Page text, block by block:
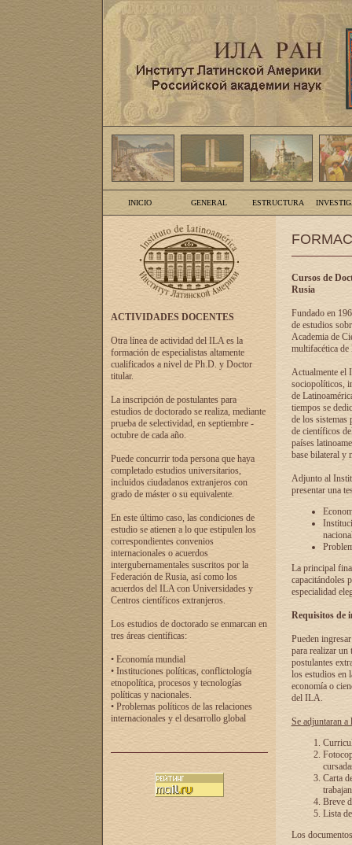
INICIO GENERAL ESTRUCTURA
ACTIVIDADES DOCENTES
Otra línea de actividad del ILA es la
formación de especialistas altamente
cualificados a nivel de Ph.D. y Doctor
titular.
La inscripción de postulantes para
estudios de doctorado se realiza, mediante
prueba de selectividad, en septiembre -
octubre de cada año.
Puede concurrir toda persona que haya
completado estudios universitarios,
incluidos ciudadanos extranjeros con
grado de máster o su equivalente.
En este último caso, las condiciones de
estudio se atienen a lo que estipulen los
correspondientes convenios
internacionales o acuerdos
intergubernamentales suscritos por la
Federación de Rusia, así como los
acuerdos del ILA con Universidades y
Centros científicos extranjeros.
Los estudios de doctorado se enmarcan en
tres áreas científicas:
• Economía mundial
• Instituciones políticas, conflictología
etnopolítica, procesos y tecnologías
políticas y nacionales.
• Problemas políticos de las relaciones
internacionales y el desarrollo global
Cursos de
Rusia
Fundado en
de estudios
Academia de
multifacética de
Actualmente el
sociopolíticos,
de
tiempos se
de los sistemas
de científicos
países
base bilateral y
Adjunto al
presentar una
La principal
capacitándoles
especialidad
Requisitos de
Pueden
para realizar un
postulantes
los estudios en
economía o
del ILA.
Se adjuntaran a
Carta
Breve
Lista
Los